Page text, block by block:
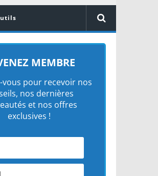
MEMBRE
vous pour recevoir nos
nos dernières
et nos offres
exclusives !